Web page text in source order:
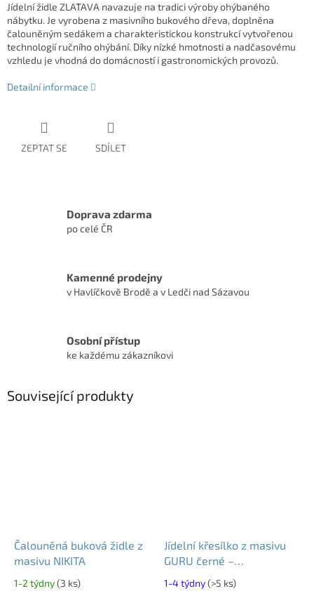
Jídelní židle ZLATAVA navazuje na tradici výroby ohýbaného
nábytku. Je vyrobena z masivního bukového dřeva, doplněna
čalouněným sedákem a charakteristickou konstrukcí vytvořenou
technologií ručního ohýbání. Díky nízké hmotnosti a nadčasovému
vzhledu je vhodná do domácností i gastronomických provozů.
Detailní informace
ZEPTAT SE SDÍLET
Doprava zdarma
po celé ČR
Kamenné prodejny
v Havlíčkově Brodě a v Ledči nad Sázavou
Osobní přístup
ke každému zákazníkovi
Související produkty
Čalouněná buková židle z
masivu NIKITA
1-2 týdny(3 ks)
Jídelní křesílko z masivu
GURU černé –
1-4 týdny(>5 ks)